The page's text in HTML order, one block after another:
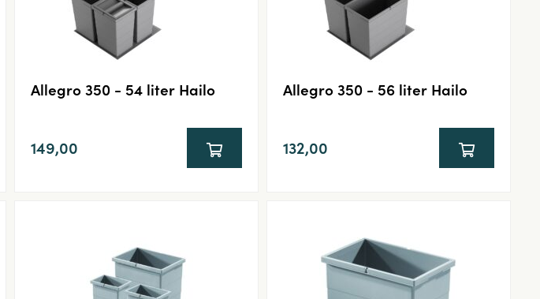
Allegro 350 - 54 liter Hailo
149,00
Allegro 350 - 56 liter Hailo
132,00